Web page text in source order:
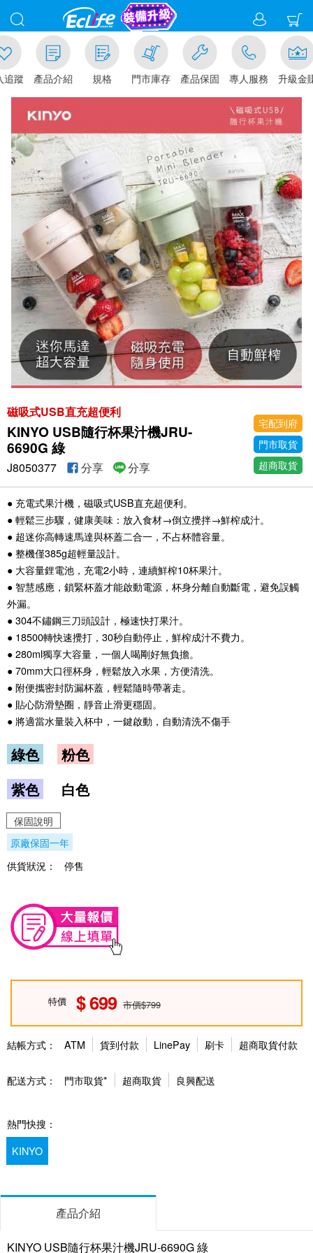
蹤 產品介紹 規格 門市庫存 產品保固 專人服務 升級金賺
磁吸式USB直充超便利
KINYO USB隨行杯果汁機JRU-
6690G 綠
宅配到府
門市取貨
超商取貨
J8050377 分享 分享
● 充電式果汁機，磁吸式USB直充超便利。
● 輕鬆三步驟，健康美味：放入食材→倒立攪拌→鮮榨成汁。
● 超迷你高轉速馬達與杯蓋二合一，不占杯體容量。
● 整機僅385g超輕量設計。
● 大容量鋰電池，充電2小時，連續鮮榨10杯果汁。
● 智慧感應，鎖緊杯蓋才能啟動電源，杯身分離自動斷電，避免誤觸
外漏。
● 304不鏽鋼三刀頭設計，極速快打果汁。
● 18500轉快速攪打，30秒自動停止，鮮榨成汁不費力。
● 280ml獨享大容量，一個人喝剛好無負擔。
● 70mm大口徑杯身，輕鬆放入水果，方便清洗。
● 附便攜密封防漏杯蓋，輕鬆隨時帶著走。
● 貼心防滑墊圈，靜音止滑更穩固。
● 將適當水量裝入杯中，一鍵啟動，自動清洗不傷手
綠色
粉色
紫色
白色
保固說明
原廠保固一年
供貨狀況：
停售
特價 699 市價$799
結帳方式： ATM 貨到付款 LinePay 刷卡 超商取貨付款
配送方式： 門市取貨* 超商取貨 良興配送
熱門快搜：
KINYO
產品介紹
KINYO USB隨行杯果汁機JRU-6690G 綠